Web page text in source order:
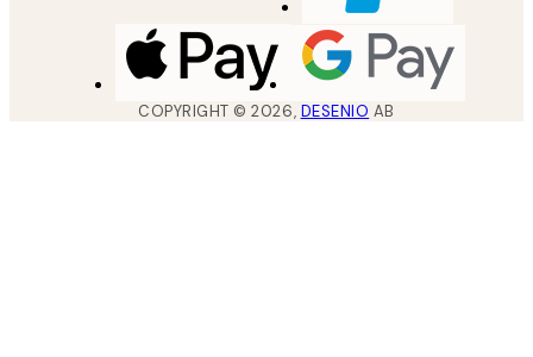
COPYRIGHT ©2026, DESENIO AB